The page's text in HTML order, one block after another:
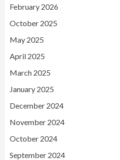
February 2026
October 2025
May 2025
April 2025
March 2025
January 2025
December 2024
November 2024
October 2024
September 2024